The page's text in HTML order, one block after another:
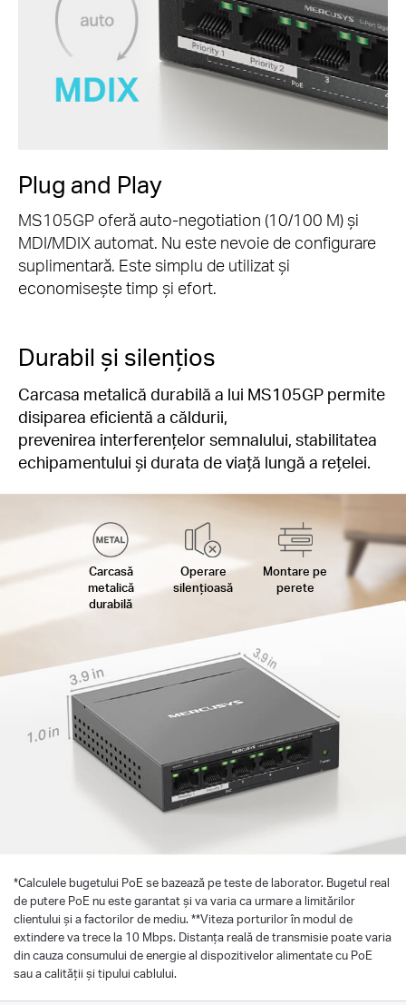
Plug and Play
MS105GP oferă auto-negotiation (10/100 M) și
MDI/MDIX automat. Nu este nevoie de configurare
suplimentară. Este simplu de utilizat și
economisește timp și efort.
Durabil și silențios
Carcasa metalică durabilă a lui MS105GP permite
disiparea eficientă a căldurii,
prevenirea interferențelor semnalului, stabilitatea
echipamentului și durata de viață lungă a rețelei.
Carcasă
metalică
durabilă
Operare
silențioasă
Montare pe
perete
3.9 in
1.0 in
3.9 in
*Calculele bugetului PoE se bazează pe teste de laborator. Bugetul real
de putere PoE nu este garantat și va varia ca urmare a limitărilor
clientului și a factorilor de mediu. **Viteza porturilor în modul de
extindere va trece la 10 Mbps. Distanța reală de transmisie poate varia
din cauza consumului de energie al dispozitivelor alimentate cu PoE
sau a calității și tipului cablului.